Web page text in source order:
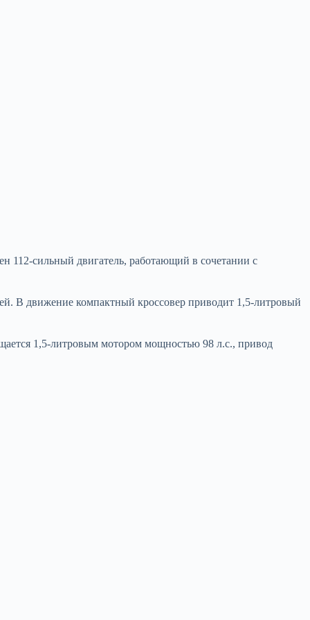
112-сильный двигатель, работающий в сочетании с
В движение компактный кроссовер приводит 1,5-литровый
1,5-литровым мотором мощностью 98 л.с., привод